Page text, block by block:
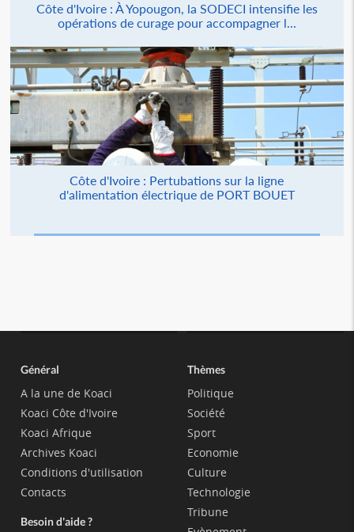
Côte d'Ivoire : À Yopougon, la SODECI intensifie les
opérations de curage pour accompagner l...
Côte d'Ivoire : Pertubations sur la ligne
d'alimentation électrique de PORT BOUET
Général
A la une de Koaci
Koaci Côte d'Ivoire
Koaci Afrique
Archives Koaci
Conditions d'utilisation
Contacts
Besoin d'aide ?
Thèmes
Politique
Société
Sport
Economie
Culture
Technologie
Tribune